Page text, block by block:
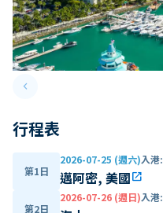
keyboard_arrow_leftPrevious slide
行程表
第1日
2026-07-25 (週六)入港:
邁阿密, 美國open_in_new
第2日
2026-07-26 (週日)入港: